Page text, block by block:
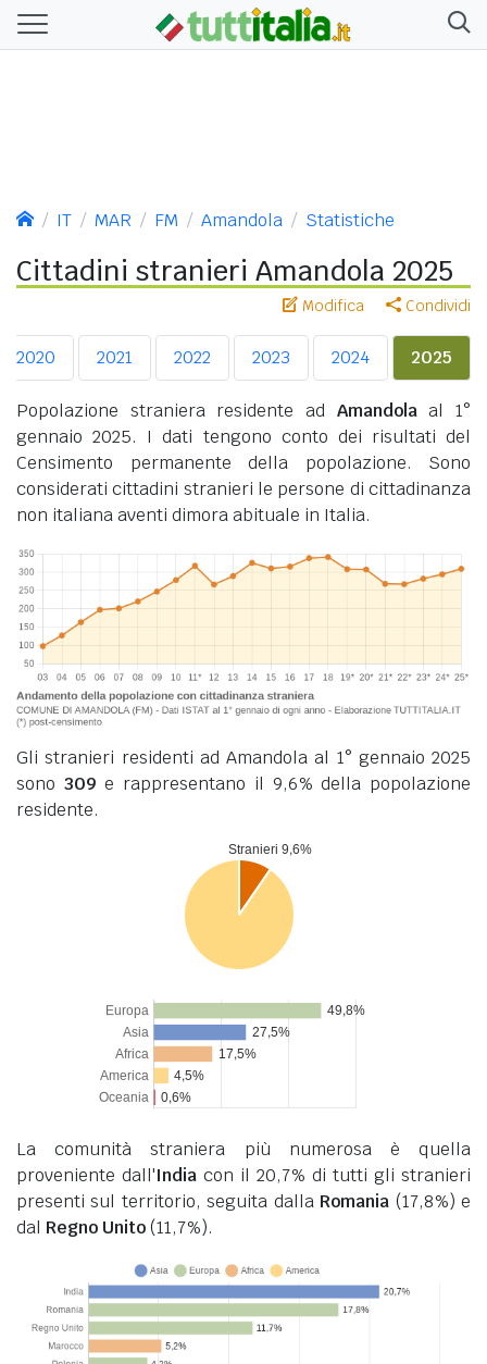
IT MAR FM Amandola Statistiche
Cittadini stranieri Amandola 2025
Modifica Condividi
2020 2021 2022 2023 2024 2025
Popolazione straniera residente ad Amandolaal 1°
gennaio 2025. I dati tengono conto dei risultati del
Censimento permanente della popolazione. Sono
considerati cittadini stranieri le persone di cittadinanza
non italiana aventi dimora abituale in Italia.
Gli stranieri residenti ad Amandola al 1° gennaio 2025
sono 309 e rappresentano il 9,6% della popolazione
residente.
La comunità straniera più numerosa è quella
proveniente dall'India con il 20,7% di tutti gli stranieri
presenti sul territorio, seguita dalla Romania (17,8%) e
dal Regno Unito(11,7%).